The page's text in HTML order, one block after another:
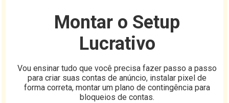
Montar o Setup
Lucrativo
Vou ensinar tudo que você precisa fazer passo a passo
para criar suas contas de anúncio, instalar pixel de
forma correta, montar um plano de contingência para
bloqueios de contas.